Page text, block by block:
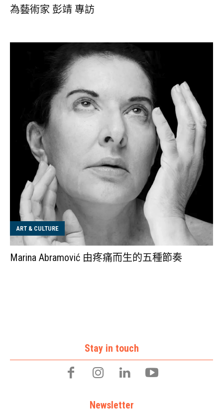
為藝術家 彭靖 專訪
ART & CULTURE
Marina Abramović 由疼痛而生的五種節奏
Stay in touch
Newsletter